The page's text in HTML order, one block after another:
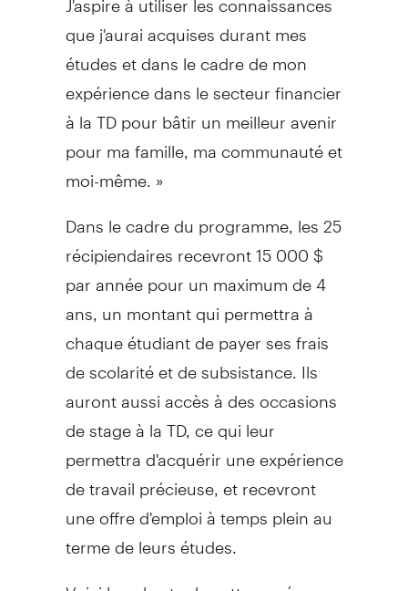
que j'aurai acquises durant mes
études et dans le cadre de mon
expérience dans le secteur financier
à la TD pour bâtir un meilleur avenir
pour ma famille, ma communauté et
moi-même. »
Dans le cadre du programme, les 25
récipiendaires recevront 15 000 $
par année pour un maximum de 4
ans, un montant qui permettra à
chaque étudiant de payer ses frais
de scolarité et de subsistance. Ils
auront aussi accès à des occasions
de stage à la TD, ce qui leur
permettra d'acquérir une expérience
de travail précieuse, et recevront
une offre d'emploi à temps plein au
terme de leurs études.